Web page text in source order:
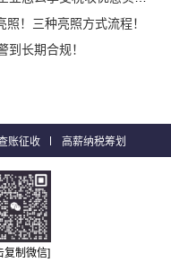
！三种亮照方式流程！
到长期合规！
账征收 高薪纳税筹划
复制微信]